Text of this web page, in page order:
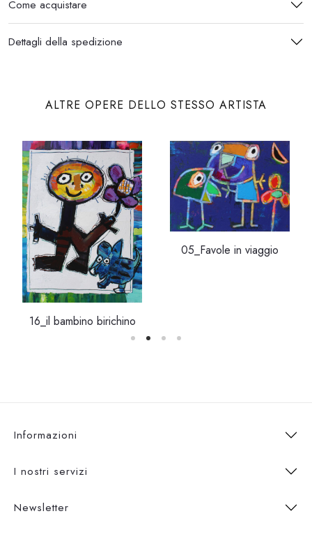
Come acquistare
Dettagli della spedizione
ALTRE OPERE DELLO STESSO ARTISTA
16_il bambino birichino
05_Favole in viaggio
Informazioni
I nostri servizi
Newsletter